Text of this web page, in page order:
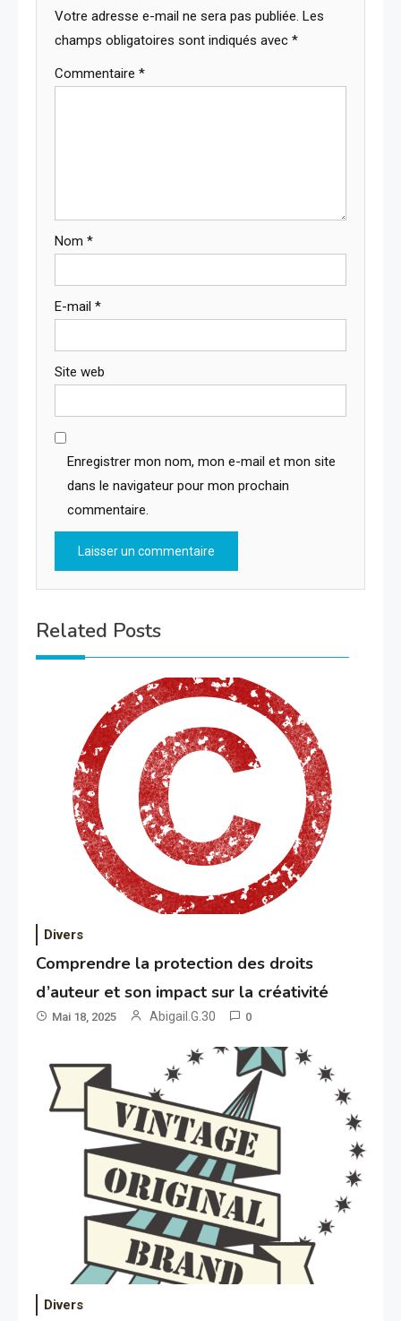
Votre adresse e-mail ne sera pas publiée. Les
champs obligatoires sont indiqués avec *
Commentaire *
Nom *
E-mail *
Site web
Enregistrer mon nom, mon e-mail et mon site
dans le navigateur pour mon prochain
commentaire.
Related Posts
Divers
Comprendre la protection des droits
d’auteur et son impact sur la créativité
Mai 18, 2025 Abigail.G.30 0
Divers